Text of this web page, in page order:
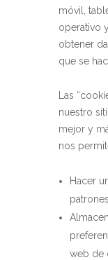
móvil,
operativo
obtener
que se
Las
nuestro
mejor y
nos
Hacer
web de